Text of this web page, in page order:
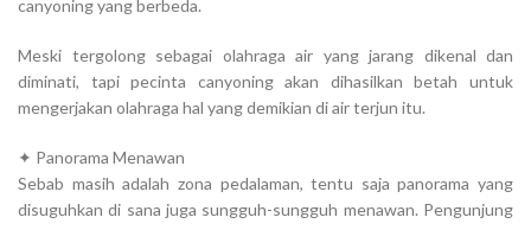
canyoning yang berbeda.
Meski tergolong sebagai olahraga air yang jarang dikenal dan
diminati, tapi pecinta canyoning akan dihasilkan betah untuk
mengerjakan olahraga hal yang demikian di air terjun itu.
✦ Panorama Menawan
Sebab masih adalah zona pedalaman, tentu saja panorama yang
disuguhkan di sana juga sungguh-sungguh menawan. Pengunjung